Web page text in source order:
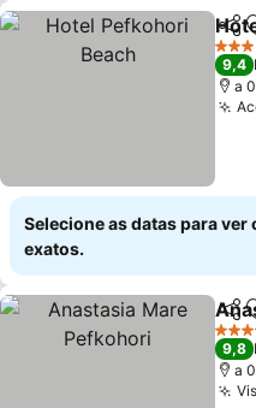
3
9,4
a
Selecione as datas para ver
exatos.
4
9,8
a